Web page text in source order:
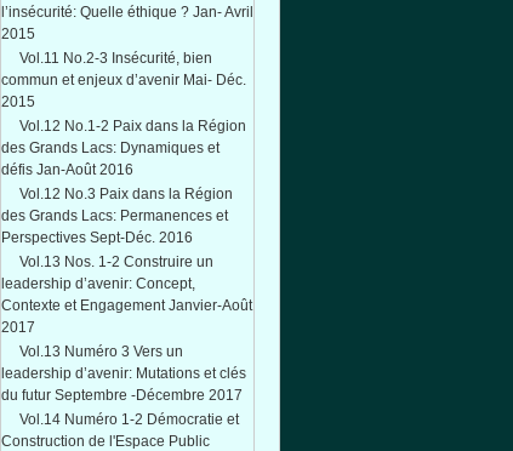
l’insécurité: Quelle éthique ? Jan- Avril
2015
Vol.11 No.2-3 Insécurité, bien
commun et enjeux d’avenir Mai- Déc.
2015
Vol.12 No.1-2 Paix dans la Région
des Grands Lacs: Dynamiques et
défis Jan-Août 2016
Vol.12 No.3 Paix dans la Région
des Grands Lacs: Permanences et
Perspectives Sept-Déc. 2016
Vol.13 Nos. 1-2 Construire un
leadership d’avenir: Concept,
Contexte et Engagement Janvier-Août
2017
Vol.13 Numéro 3 Vers un
leadership d’avenir: Mutations et clés
du futur Septembre -Décembre 2017
Vol.14 Numéro 1-2 Démocratie et
Construction de l'Espace Public